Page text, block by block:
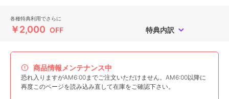
各種特典利用でさらに
￥2,000 OFF 特典内訳
商品情報メンテナンス中
恐れ入りますがAM6:00までご注文いただけません。AM6:00以降に
再度このページを読み込み直して在庫をご確認下さい。